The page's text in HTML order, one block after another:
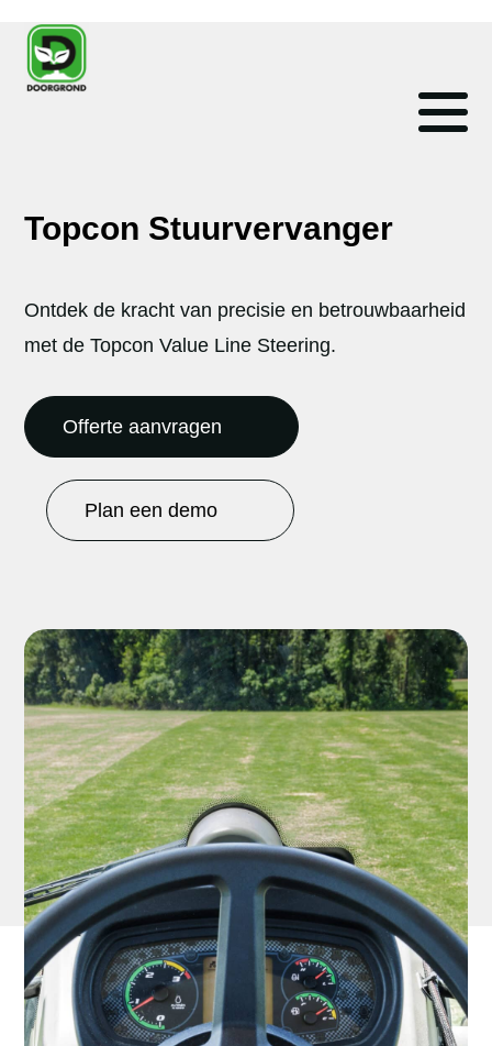
Topcon Stuurvervanger
Ontdek de kracht van precisie en betrouwbaarheid
met de Topcon Value Line Steering.
Offerte aanvragen
Plan een demo